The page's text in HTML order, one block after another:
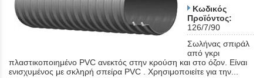
Κωδικός
Προϊόντος:
126/7/90
Σωλήνας σπιράλ
από γκρι
πλαστικοποιημένο PVC ανεκτός στην κρούση και στο όζον. Είναι
ενισχυμένος με σκληρή σπείρα PVC . Χρησιμοποιείτε για την...